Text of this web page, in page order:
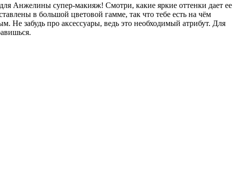
Анжелины супер-макияж! Смотри, какие яркие оттенки дает ее
в большой цветовой гамме, так что тебе есть на чём
Не забудь про аксессуары, ведь это необходимый атрибут. Для